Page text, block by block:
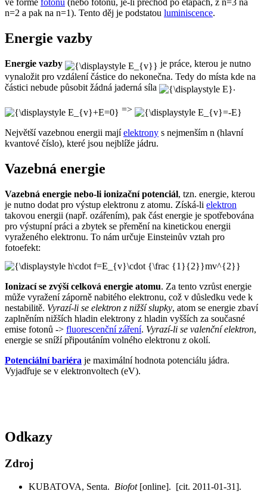
n=2 a pak na n=1). Tento děj je podstatou luminiscence.
Energie vazby
Energie vazby
je práce, kterou je nutno
vynaložit pro vzdálení částice do nekonečna. Tedy do místa kde na
částici nebude působit žádná jaderná síla
.
=>
Největší vazebnou energii majíelektrony s nejmenším n (hlavní
kvantové číslo), které jsou nejblíže jádru.
Vazebná energie
Vazebná energie nebo-li ionizační potenciál, tzn. energie, kterou
je nutno dodat pro výstup elektronu z atomu. Získá-li elektron
takovou energii (např. ozářením), pak část energie je spotřebována
pro výstupní práci a zbytek se přemění na kinetickou energii
vyraženého elektronu. To nám určuje Einsteinův vztah pro
fotoefekt:
Ionizací se zvýší celková energie atomu. Za tento vzrůst energie
může vyražení záporně nabitého elektronu, což v důsledku vede k
nestabilitě. Vyrazí-li se elektron z nižší slupky, atom se energie zbaví
zaplněním nižších hladin elektrony z hladin vyšších za současné
emise fotonů -> fluorescenční záření. Vyrazí-li se valenční elektron,
energie se sníží připoutáním volného elektronu z okolí.
Potenciální bariéra je maximální hodnota potenciálu jádra.
Vyjadřuje se v elektronvoltech (eV).
Odkazy
Zdroj
KUBATOVA, Senta. Biofot[online]. [cit. 2011-01-31].